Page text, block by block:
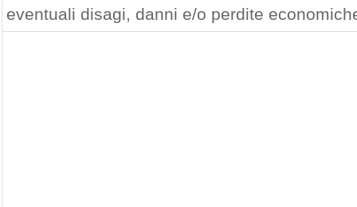
eventuali disagi, danni e/o perdite